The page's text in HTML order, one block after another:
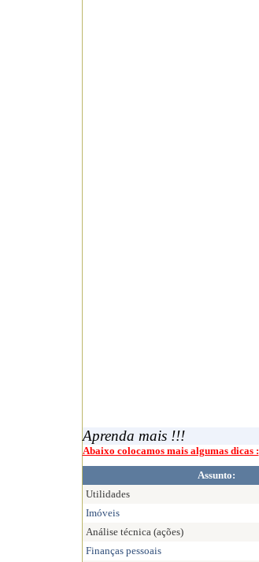
Aprenda mais !!!
Abaixo colocamos mais algumas dicas :
Assunto:
Utilidades
Imóveis
Análise técnica (ações)
Finanças pessoais